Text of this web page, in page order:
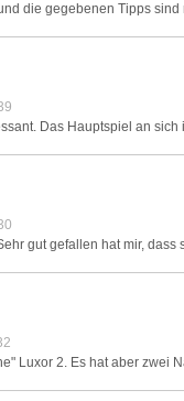
die gegebenen Tipps
Das Hauptspiel an
gut gefallen hat mir,
Luxor 2. Es hat aber